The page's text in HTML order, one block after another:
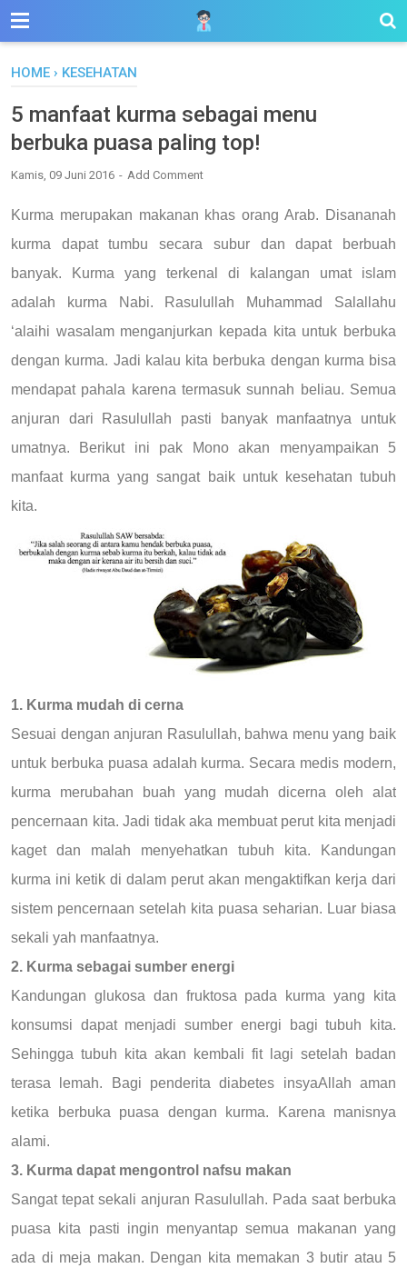
HOME › KESEHATAN
5 manfaat kurma sebagai menu
berbuka puasa paling top!
Kamis, 09 Juni 2016 Add Comment
Kurma merupakan makanan khas orang Arab. Disananah
kurma dapat tumbu secara subur dan dapat berbuah
banyak. Kurma yang terkenal di kalangan umat islam
adalah kurma Nabi. Rasulullah Muhammad Salallahu
‘alaihi wasalam menganjurkan kepada kita untuk berbuka
dengan kurma. Jadi kalau kita berbuka dengan kurma bisa
mendapat pahala karena termasuk sunnah beliau. Semua
anjuran dari Rasulullah pasti banyak manfaatnya untuk
umatnya. Berikut ini pak Mono akan menyampaikan 5
manfaat kurma yang sangat baik untuk kesehatan tubuh
kita.
1. Kurma mudah di cerna
Sesuai dengan anjuran Rasulullah, bahwa menu yang baik
untuk berbuka puasa adalah kurma. Secara medis modern,
kurma merubahan buah yang mudah dicerna oleh alat
pencernaan kita. Jadi tidak aka membuat perut kita menjadi
kaget dan malah menyehatkan tubuh kita. Kandungan
kurma ini ketik di dalam perut akan mengaktifkan kerja dari
sistem pencernaan setelah kita puasa seharian. Luar biasa
sekali yah manfaatnya.
2. Kurma sebagai sumber energi
Kandungan glukosa dan fruktosa pada kurma yang kita
konsumsi dapat menjadi sumber energi bagi tubuh kita.
Sehingga tubuh kita akan kembali fit lagi setelah badan
terasa lemah. Bagi penderita diabetes insyaAllah aman
ketika berbuka puasa dengan kurma. Karena manisnya
alami.
3. Kurma dapat mengontrol nafsu makan
Sangat tepat sekali anjuran Rasulullah. Pada saat berbuka
puasa kita pasti ingin menyantap semua makanan yang
ada di meja makan. Dengan kita memakan 3 butir atau 5